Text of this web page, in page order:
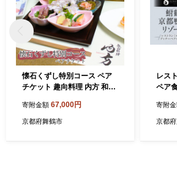
懐石くずし特別コース ペア
チケット 趣向料理 内方 和食
ジネス 接待 美味しい 食事 チ
ケット 和食 海鮮 コース料理
寄附金額 67,000円
京都府舞鶴市
レス
ペア
事券
ース
寄附
京都